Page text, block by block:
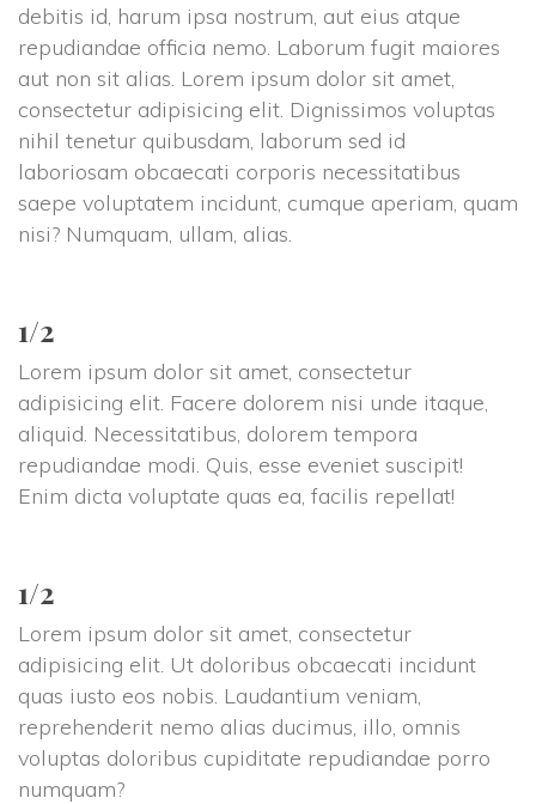
debitis id, harum ipsa nostrum, aut eius atque
repudiandae officia nemo. Laborum fugit maiores
aut non sit alias. Lorem ipsum dolor sit amet,
consectetur adipisicing elit. Dignissimos voluptas
nihil tenetur quibusdam, laborum sed id
laboriosam obcaecati corporis necessitatibus
saepe voluptatem incidunt, cumque aperiam, quam
nisi? Numquam, ullam, alias.
1/2
Lorem ipsum dolor sit amet, consectetur
adipisicing elit. Facere dolorem nisi unde itaque,
aliquid. Necessitatibus, dolorem tempora
repudiandae modi. Quis, esse eveniet suscipit!
Enim dicta voluptate quas ea, facilis repellat!
1/2
Lorem ipsum dolor sit amet, consectetur
adipisicing elit. Ut doloribus obcaecati incidunt
quas iusto eos nobis. Laudantium veniam,
reprehenderit nemo alias ducimus, illo, omnis
voluptas doloribus cupiditate repudiandae porro
numquam?